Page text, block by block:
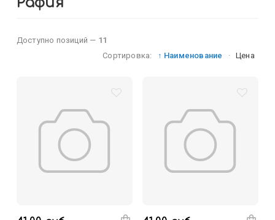
Доступно позиций — 11
Сортировка:
↑ Наименование · Цена